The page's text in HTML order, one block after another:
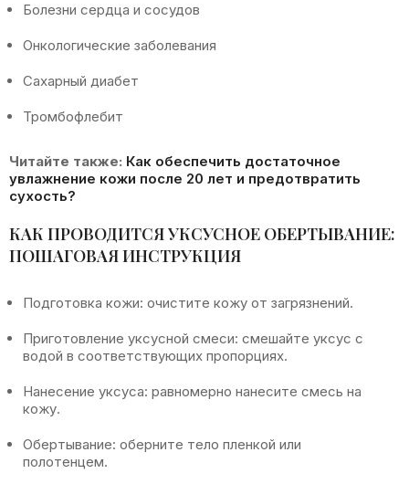
Болезни сердца и сосудов
Онкологические заболевания
Сахарный диабет
Тромбофлебит
Читайте также: Как обеспечить достаточное
увлажнение кожи после 20 лет и предотвратить
сухость?
КАК ПРОВОДИТСЯ УКСУСНОЕ ОБЕРТЫВАНИЕ:
ПОШАГОВАЯ ИНСТРУКЦИЯ
Подготовка кожи: очистите кожу от загрязнений.
Приготовление уксусной смеси: смешайте уксус с
водой в соответствующих пропорциях.
Нанесение уксуса: равномерно нанесите смесь на
кожу.
Обертывание: оберните тело пленкой или
полотенцем.